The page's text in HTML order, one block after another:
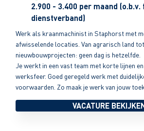
2.900 - 3.400 per maand
dienstverband)
Werk als kraanmachinist in Staphorst met
afwisselende locaties. Van agrarisch land tot
nieuwbouwprojecten: geen dag is hetzelfde.
Je werkt in een vast team met korte lijnen
werksfeer. Goed geregeld werk met
voorwaarden. Zo maak je werk van jouw
VACATURE